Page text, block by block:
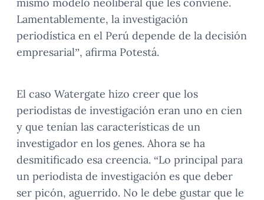
Lamentablemente, la investigación
periodística en el Perú depende de la decisión
empresarial”, afirma Potestá.
El caso Watergate hizo creer que los
periodistas de investigación eran uno en cien
y que tenían las características de un
investigador en los genes. Ahora se ha
desmitificado esa creencia. “Lo principal para
un periodista de investigación es que deber
ser picón, aguerrido. No le debe gustar que le